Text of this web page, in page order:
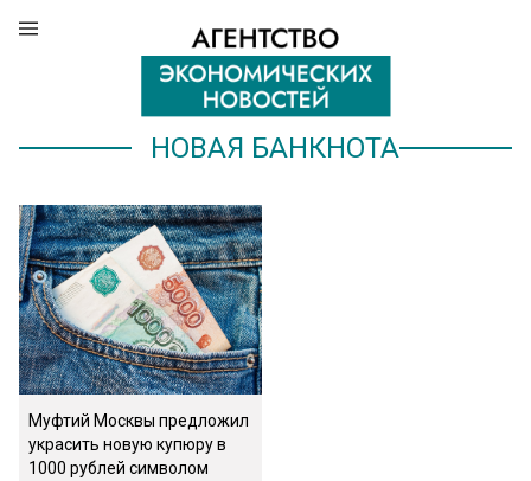
НОВАЯ БАНКНОТА
Муфтий Москвы предложил
украсить новую купюру в
1000 рублей символом